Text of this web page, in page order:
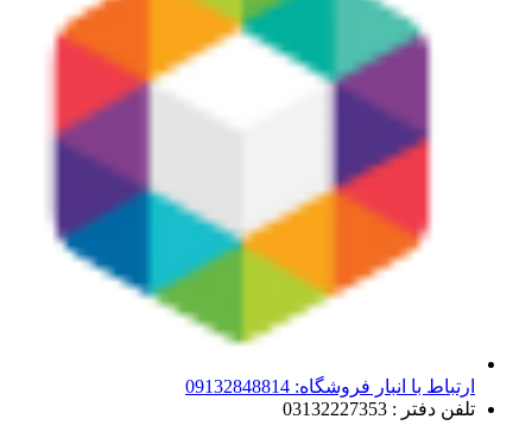
ارتباط با انبار فروشگاه: 09132848814
تلفن دفتر : 03132227353